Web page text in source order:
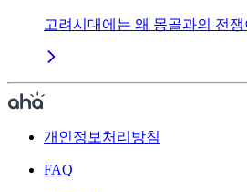
고려시대에는 왜 몽골과의 전
개인정보처리방침
FAQ